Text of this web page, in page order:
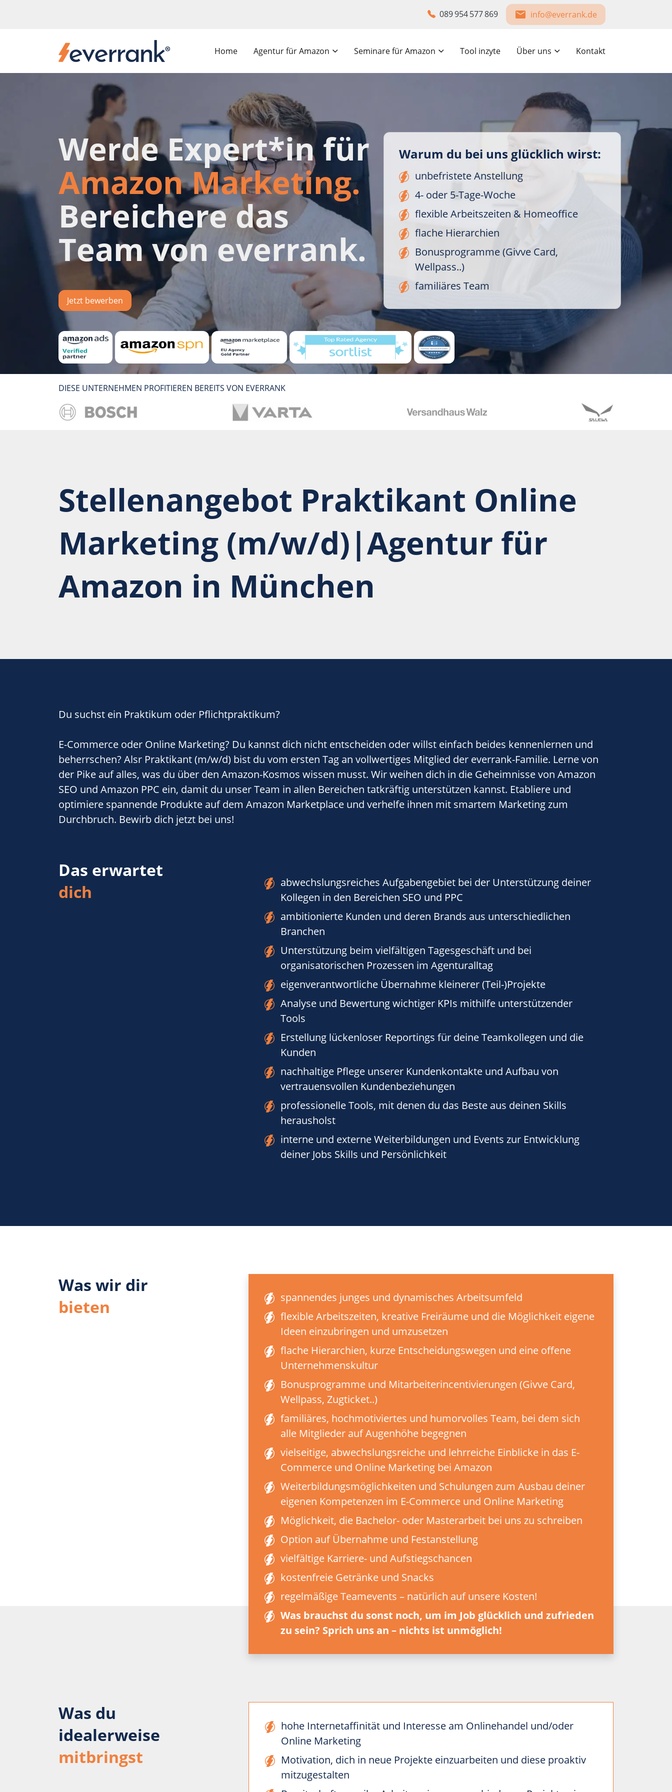
089 954 577 869 info@everrank.de
Home Agentur für Amazon Seminare für Amazon Tool inzyte Über uns Kontakt
Werde Expert*in für
Amazon Marketing.
Bereichere das
Team von everrank.
Jetzt bewerben
Warum du bei uns glücklich wirst:
unbefristete Anstellung
4- oder 5-Tage-Woche
flexible Arbeitszeiten & Homeoffice
flache Hierarchien
Bonusprogramme (Givve Card,
Wellpass..)
familiäres Team
DIESE UNTERNEHMEN PROFITIEREN BEREITS VON EVERRANK
Stellenangebot Praktikant Online
Marketing (m/w/d)|Agentur für
Amazon in München
Du suchst ein Praktikum oder Pflichtpraktikum?
E-Commerce oder Online Marketing? Du kannst dich nicht entscheiden oder willst einfach beides kennenlernen und
beherrschen? Alsr Praktikant (m/w/d) bist du vom ersten Tag an vollwertiges Mitglied der everrank-Familie. Lerne von
der Pike auf alles, was du über den Amazon-Kosmos wissen musst. Wir weihen dich in die Geheimnisse von Amazon
SEO und Amazon PPC ein, damit du unser Team in allen Bereichen tatkräftig unterstützen kannst. Etabliere und
optimiere spannende Produkte auf dem Amazon Marketplace und verhelfe ihnen mit smartem Marketing zum
Durchbruch. Bewirb dich jetzt bei uns!
Das erwartet
dich
abwechslungsreiches Aufgabengebiet bei der Unterstützung deiner
Kollegen in den Bereichen SEO und PPC
ambitionierte Kunden und deren Brands aus unterschiedlichen
Branchen
Unterstützung beim vielfältigen Tagesgeschäft und bei
organisatorischen Prozessen im Agenturalltag
eigenverantwortliche Übernahme kleinerer (Teil-)Projekte
Analyse und Bewertung wichtiger KPIs mithilfe unterstützender
Tools
Erstellung lückenloser Reportings für deine Teamkollegen und die
Kunden
nachhaltige Pflege unserer Kundenkontakte und Aufbau von
vertrauensvollen Kundenbeziehungen
professionelle Tools, mit denen du das Beste aus deinen Skills
herausholst
interne und externe Weiterbildungen und Events zur Entwicklung
deiner Jobs Skills und Persönlichkeit
Was wir dir
bieten
spannendes junges und dynamisches Arbeitsumfeld
flexible Arbeitszeiten, kreative Freiräume und die Möglichkeit eigene
Ideen einzubringen und umzusetzen
flache Hierarchien, kurze Entscheidungswegen und eine offene
Unternehmenskultur
Bonusprogramme und Mitarbeiterincentivierungen (Givve Card,
Wellpass, Zugticket..)
familiäres, hochmotiviertes und humorvolles Team, bei dem sich
alle Mitglieder auf Augenhöhe begegnen
vielseitige, abwechslungsreiche und lehrreiche Einblicke in das E-
Commerce und Online Marketing bei Amazon
Weiterbildungsmöglichkeiten und Schulungen zum Ausbau deiner
eigenen Kompetenzen im E-Commerce und Online Marketing
Möglichkeit, die Bachelor- oder Masterarbeit bei uns zu schreiben
Option auf Übernahme und Festanstellung
vielfältige Karriere- und Aufstiegschancen
kostenfreie Getränke und Snacks
regelmäßige Teamevents – natürlich auf unsere Kosten!
Was brauchst du sonst noch, um im Job glücklich und zufrieden
zu sein? Sprich uns an – nichts ist unmöglich!
Was du
idealerweise
mitbringst
hohe Internetaffinität und Interesse am Onlinehandel und/oder
Online Marketing
Motivation, dich in neue Projekte einzuarbeiten und diese proaktiv
mitzugestalten